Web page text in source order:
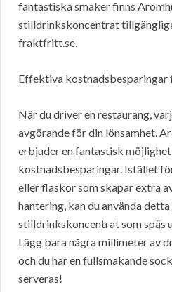
fantastiska smaker finns
stilldrinkskoncentrat
fraktfritt.se.
Effektiva kostnadsbesparingar
När du driver en restaurang,
avgörande för din lönsamhet.
erbjuder en fantastisk
kostnadsbesparingar. Istället
eller flaskor som skapar extra
hantering, kan du använda
stilldrinkskoncentrat som späs
Lägg bara några millimeter av
och du har en fullsmakande
serveras!